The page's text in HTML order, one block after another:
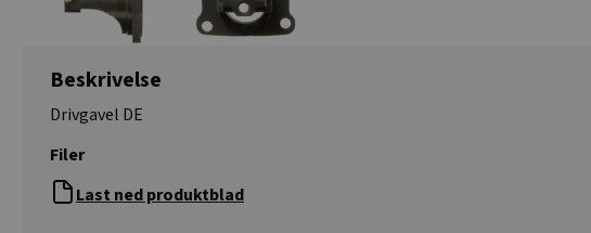
Beskrivelse
Drivgavel DE
Filer
Last ned produktblad